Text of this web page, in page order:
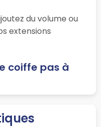
du volume ou
extensions
coiffe pas à